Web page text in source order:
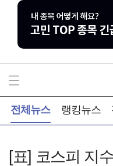
전체뉴스 랭킹뉴스
[표] 코스피 지